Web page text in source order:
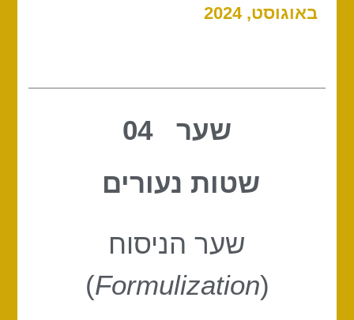
באוגוסט, 2024
שער 04
שטות נעורים
שער הניסוח
(
Formulization
)